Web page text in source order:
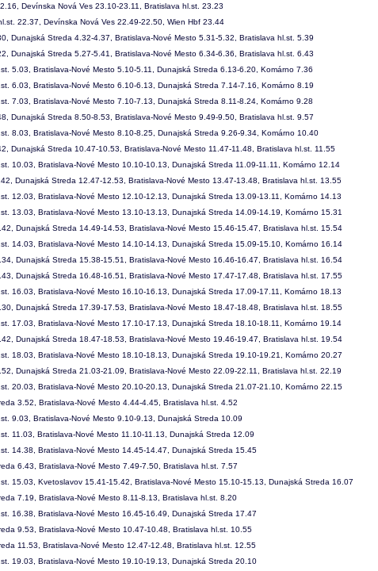
Devínska Nová Ves 23.10-23.11, Bratislava hl.st. 23.23
22.37, Devínska Nová Ves 22.49-22.50, Wien Hbf 23.44
Dunajská Streda 4.32-4.37, Bratislava-Nové Mesto 5.31-5.32, Bratislava hl.st. 5.39
Dunajská Streda 5.27-5.41, Bratislava-Nové Mesto 6.34-6.36, Bratislava hl.st. 6.43
5.03, Bratislava-Nové Mesto 5.10-5.11, Dunajská Streda 6.13-6.20, Komárno 7.36
6.03, Bratislava-Nové Mesto 6.10-6.13, Dunajská Streda 7.14-7.16, Komárno 8.19
7.03, Bratislava-Nové Mesto 7.10-7.13, Dunajská Streda 8.11-8.24, Komárno 9.28
Dunajská Streda 8.50-8.53, Bratislava-Nové Mesto 9.49-9.50, Bratislava hl.st. 9.57
8.03, Bratislava-Nové Mesto 8.10-8.25, Dunajská Streda 9.26-9.34, Komárno 10.40
Dunajská Streda 10.47-10.53, Bratislava-Nové Mesto 11.47-11.48, Bratislava hl.st. 11.55
10.03, Bratislava-Nové Mesto 10.10-10.13, Dunajská Streda 11.09-11.11, Komárno 12.14
Dunajská Streda 12.47-12.53, Bratislava-Nové Mesto 13.47-13.48, Bratislava hl.st. 13.55
12.03, Bratislava-Nové Mesto 12.10-12.13, Dunajská Streda 13.09-13.11, Komárno 14.13
13.03, Bratislava-Nové Mesto 13.10-13.13, Dunajská Streda 14.09-14.19, Komárno 15.31
Dunajská Streda 14.49-14.53, Bratislava-Nové Mesto 15.46-15.47, Bratislava hl.st. 15.54
14.03, Bratislava-Nové Mesto 14.10-14.13, Dunajská Streda 15.09-15.10, Komárno 16.14
Dunajská Streda 15.38-15.51, Bratislava-Nové Mesto 16.46-16.47, Bratislava hl.st. 16.54
Dunajská Streda 16.48-16.51, Bratislava-Nové Mesto 17.47-17.48, Bratislava hl.st. 17.55
16.03, Bratislava-Nové Mesto 16.10-16.13, Dunajská Streda 17.09-17.11, Komárno 18.13
Dunajská Streda 17.39-17.53, Bratislava-Nové Mesto 18.47-18.48, Bratislava hl.st. 18.55
17.03, Bratislava-Nové Mesto 17.10-17.13, Dunajská Streda 18.10-18.11, Komárno 19.14
Dunajská Streda 18.47-18.53, Bratislava-Nové Mesto 19.46-19.47, Bratislava hl.st. 19.54
18.03, Bratislava-Nové Mesto 18.10-18.13, Dunajská Streda 19.10-19.21, Komárno 20.27
Dunajská Streda 21.03-21.09, Bratislava-Nové Mesto 22.09-22.11, Bratislava hl.st. 22.19
20.03, Bratislava-Nové Mesto 20.10-20.13, Dunajská Streda 21.07-21.10, Komárno 22.15
3.52, Bratislava-Nové Mesto 4.44-4.45, Bratislava hl.st. 4.52
9.03, Bratislava-Nové Mesto 9.10-9.13, Dunajská Streda 10.09
11.03, Bratislava-Nové Mesto 11.10-11.13, Dunajská Streda 12.09
14.38, Bratislava-Nové Mesto 14.45-14.47, Dunajská Streda 15.45
6.43, Bratislava-Nové Mesto 7.49-7.50, Bratislava hl.st. 7.57
15.03, Kvetoslavov 15.41-15.42, Bratislava-Nové Mesto 15.10-15.13, Dunajská Streda 16.07
7.19, Bratislava-Nové Mesto 8.11-8.13, Bratislava hl.st. 8.20
16.38, Bratislava-Nové Mesto 16.45-16.49, Dunajská Streda 17.47
9.53, Bratislava-Nové Mesto 10.47-10.48, Bratislava hl.st. 10.55
11.53, Bratislava-Nové Mesto 12.47-12.48, Bratislava hl.st. 12.55
19.03, Bratislava-Nové Mesto 19.10-19.13, Dunajská Streda 20.10